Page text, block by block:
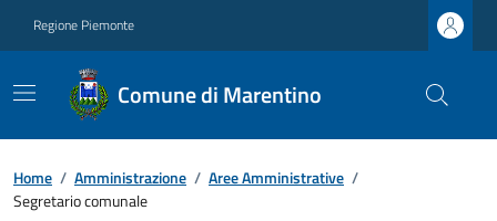
Regione Piemonte
Comune di Marentino
Home / Amministrazione / Aree Amministrative /
Segretario comunale